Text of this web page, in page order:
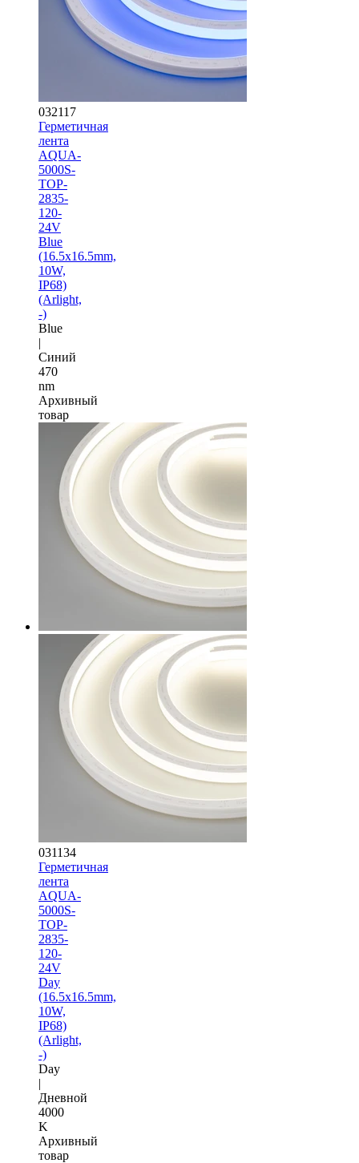
032117
Герметичная
лента
AQUA-
5000S-
TOP-
2835-
120-
24V
Blue
(16.5х16.5mm,
10W,
IP68)
(Arlight,
-)
Blue
|
Синий
470
nm
Архивный
товар
031134
Герметичная
лента
AQUA-
5000S-
TOP-
2835-
120-
24V
Day
(16.5х16.5mm,
10W,
IP68)
(Arlight,
-)
Day
|
Дневной
4000
K
Архивный
товар